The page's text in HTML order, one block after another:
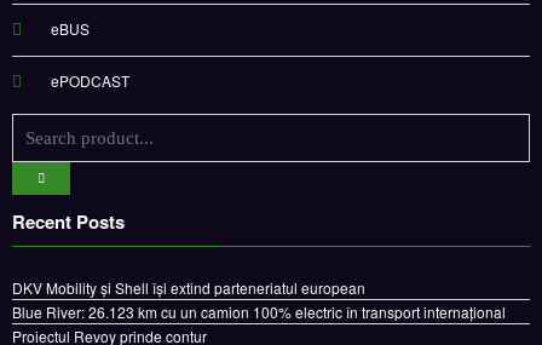
eBUS
ePODCAST
Recent Posts
DKV Mobility și Shell își extind parteneriatul european
Blue River: 26.123 km cu un camion 100% electric în transport internațional
Proiectul Revoy prinde contur